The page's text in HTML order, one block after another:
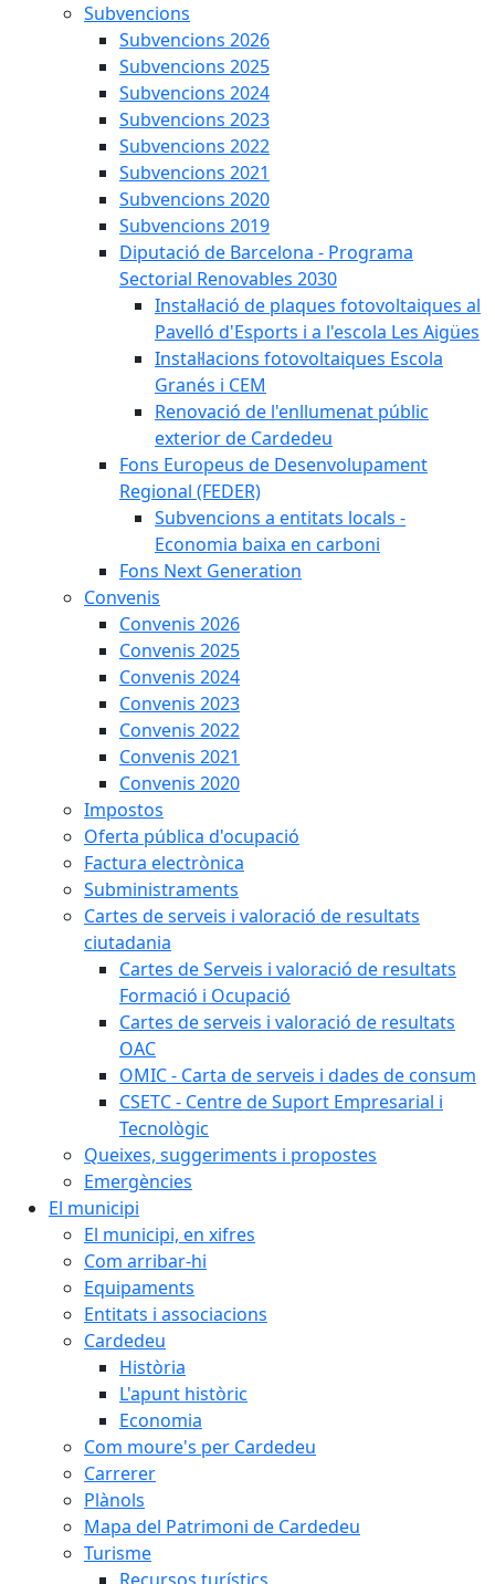
Subvencions
Subvencions 2026
Subvencions 2025
Subvencions 2024
Subvencions 2023
Subvencions 2022
Subvencions 2021
Subvencions 2020
Subvencions 2019
Diputació de Barcelona - Programa
Sectorial Renovables 2030
Instal·lació de plaques fotovoltaiques al
Pavelló d'Esports i a l'escola Les Aigües
Instal·lacions fotovoltaiques Escola
Granés i CEM
Renovació de l'enllumenat públic
exterior de Cardedeu
Fons Europeus de Desenvolupament
Regional (FEDER)
Subvencions a entitats locals -
Economia baixa en carboni
Fons Next Generation
Convenis
Convenis 2026
Convenis 2025
Convenis 2024
Convenis 2023
Convenis 2022
Convenis 2021
Convenis 2020
Impostos
Oferta pública d'ocupació
Factura electrònica
Subministraments
Cartes de serveis i valoració de resultats
ciutadania
Cartes de Serveis i valoració de resultats
Formació i Ocupació
Cartes de serveis i valoració de resultats
OAC
OMIC - Carta de serveis i dades de consum
CSETC - Centre de Suport Empresarial i
Tecnològic
Queixes, suggeriments i propostes
Emergències
El municipi
El municipi, en xifres
Com arribar-hi
Equipaments
Entitats i associacions
Cardedeu
Història
L'apunt històric
Economia
Com moure's per Cardedeu
Carrerer
Plànols
Mapa del Patrimoni de Cardedeu
Turisme